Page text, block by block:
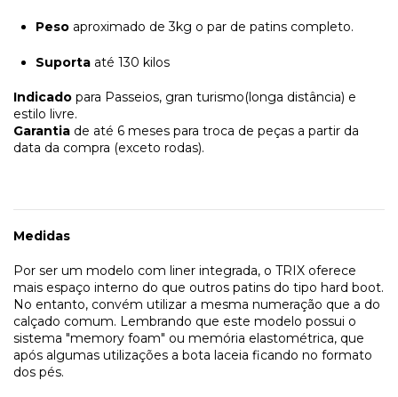
Peso aproximado de 3kg o par de patins completo.
Suporta até 130 kilos
Indicado para Passeios, gran turismo(longa distância) e
estilo livre.
Garantia de até 6 meses para troca de peças a partir da
data da compra (exceto rodas).
Medidas
Por ser um modelo com liner integrada, o TRIX oferece
mais espaço interno do que outros patins do tipo hard boot.
No entanto, convém utilizar a mesma numeração que a do
calçado comum. Lembrando que este modelo possui o
sistema "memory foam" ou memória elastométrica, que
após algumas utilizações a bota laceia ficando no formato
dos pés.